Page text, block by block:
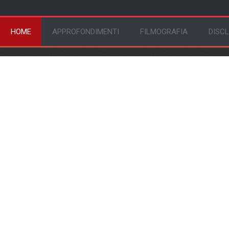
HOME APPROFONDIMENTI FILMOGRAFIA